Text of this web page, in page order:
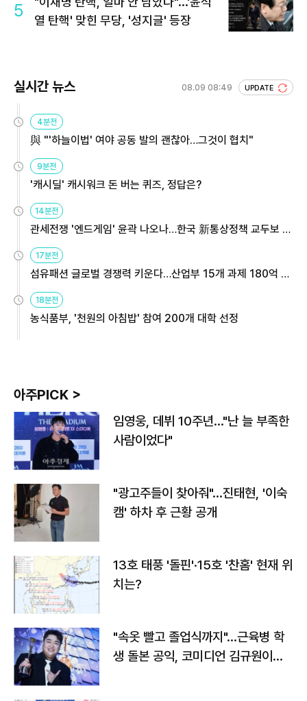
5
열 탄핵' 맞힌 무당, '성지글' 등장
실시간 뉴스 08.09 08:49 UPDATE
4분전
與 "'하늘이법' 여야 공동 발의 괜찮아…그것이 협치"
9분전
'캐시딜' 캐시워크 돈 버는 퀴즈, 정답은?
14분전
관세전쟁 '엔드게임' 윤곽 나오나…한국 新통상정책 교두보 활
17분전
섬유패션 글로벌 경쟁력 키운다…산업부 15개 과제 180억 지
18분전
농식품부, '천원의 아침밥' 참여 200개 대학 선정
아주PICK >
임영웅, 데뷔 10주년…"난 늘 부족한
사람이었다"
"광고주들이 찾아줘"…진태현, '이숙
캠' 하차 후 근황 공개
13호 태풍 '돌핀'·15호 '찬홈' 현재 위
치는?
"속옷 빨고 졸업식까지"…근육병 학
생 돌본 공익, 코미디언 김규원이었